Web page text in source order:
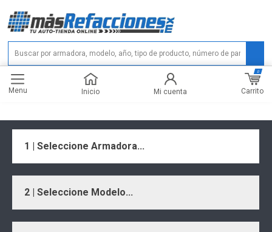
Menu Inicio Mi cuenta Carrito
0
1 | Seleccione Armadora...
2 | Seleccione Modelo...